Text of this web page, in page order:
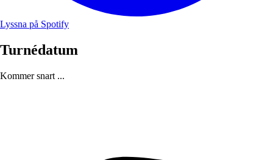
Lyssna på Spotify
Turnédatum
Kommer snart ...